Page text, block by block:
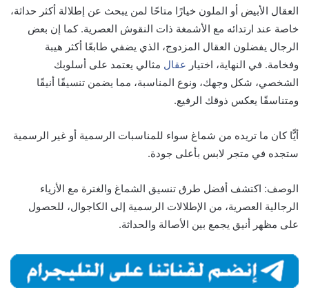
العقال الأبيض أو الملون خيارًا متاحًا لمن يبحث عن إطلالة أكثر حداثة،
خاصة عند ارتدائه مع الأشمغة ذات النقوش العصرية. كما إن بعض
الرجال يفضلون العقال المزدوج، الذي يضفي طابعًا أكثر هيبة
وفخامة. في النهاية، اختيار عقال مثالي يعتمد على أسلوبك
الشخصي، شكل وجهك، ونوع المناسبة، مما يضمن تنسيقًا أنيقًا
ومتناسقًا يعكس ذوقك الرفيع.
أيًّا كان ما تريده من شماغ سواء للمناسبات الرسمية أو غير الرسمية
ستجده في متجر لابس بأعلى جودة.
الوصف: اكتشف أفضل طرق تنسيق الشماغ والغترة مع الأزياء
الرجالية العصرية، من الإطلالات الرسمية إلى الكاجوال، للحصول
على مظهر أنيق يجمع بين الأصالة والحداثة.